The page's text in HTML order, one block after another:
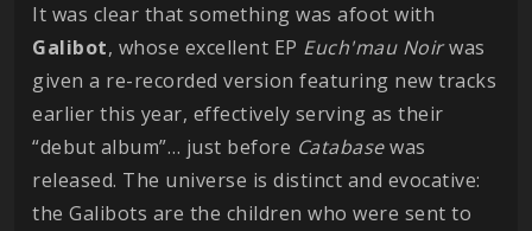
It was clear that something was afoot with
Galibot, whose excellent EP Euch'mau Noirwas
given a re-recorded version featuring new tracks
earlier this year, effectively serving as their
“debut album”… just before Catabasewas
released. The universe is distinct and evocative:
the Galibots are the children who were sent to